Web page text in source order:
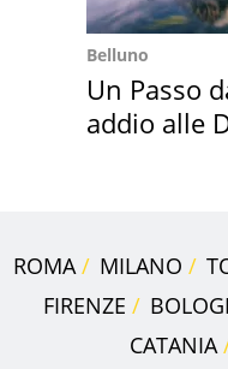
Belluno
Un Passo
addio alle
ROMA MILANO
FIRENZE
CATANIA